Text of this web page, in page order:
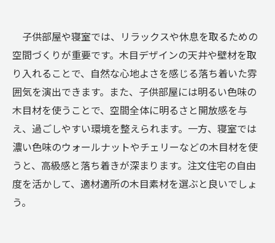
子供部屋や寝室では、リラックスや休息を取るための
空間づくりが重要です。木目デザインの天井や壁材を取
り入れることで、自然な心地よさを感じる落ち着いた雰
囲気を演出できます。また、子供部屋には明るい色味の
木目材を使うことで、空間全体に明るさと開放感を与
え、過ごしやすい環境を整えられます。一方、寝室では
濃い色味のウォールナットやチェリーなどの木目材を使
うと、高級感と落ち着きが深まります。注文住宅の自由
度を活かして、適材適所の木目素材を選ぶと良いでしょ
う。